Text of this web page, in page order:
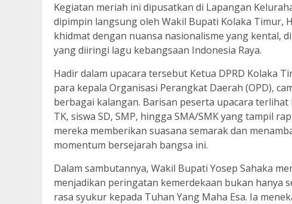
Kegiatan meriah ini dipusatkan di Lapangan
dipimpin langsung oleh Wakil Bupati Kolaka Timur,
khidmat dengan nuansa nasionalisme yang kental,
yang diiringi lagu kebangsaan Indonesia Raya.
Hadir dalam upacara tersebut Ketua DPRD Kolaka
para kepala Organisasi Perangkat Daerah (OPD),
berbagai kalangan. Barisan peserta upacara
TK, siswa SD, SMP, hingga SMA/SMK yang tampil
mereka memberikan suasana semarak dan
momentum bersejarah bangsa ini.
Dalam sambutannya, Wakil Bupati Yosep Sahaka
menjadikan peringatan kemerdekaan bukan hanya
rasa syukur kepada Tuhan Yang Maha Esa. Ia